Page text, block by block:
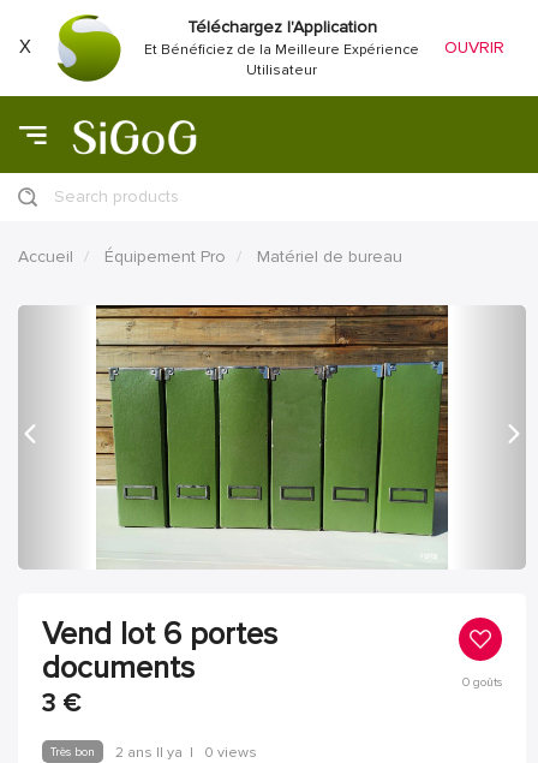
X
Téléchargez l'Application
Et Bénéficiez de la Meilleure Expérience
Utilisateur
OUVRIR
Search products
Accueil Équipement Pro Matériel de bureau
précédent
Vend lot 6 portes
documents
3 €
0goûts
Très bon 2 ans Il ya | 0 views